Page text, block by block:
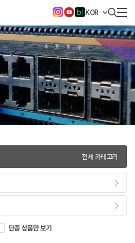
KOR
전체 카테고리
단종 상품만 보기